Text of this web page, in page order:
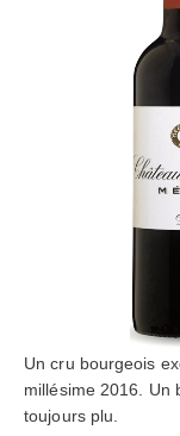
Un cru bourgeois
millésime 2016. Un
toujours plu.